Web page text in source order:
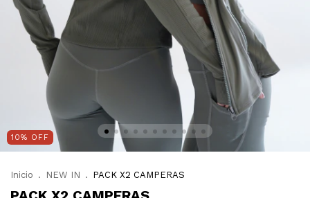
10% OFF
Inicio . NEW IN . PACK X2 CAMPERAS